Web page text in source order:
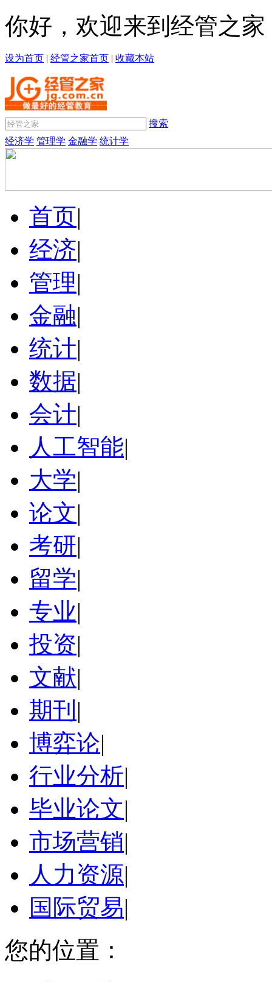
你好，欢迎来到经管之家
设为首页 | 经管之家首页 | 收藏本站
搜索
经济学 管理学 金融学 统计学
首页|
经济|
管理|
金融|
统计|
数据|
会计|
人工智能|
大学|
论文|
考研|
留学|
专业|
投资|
文献|
期刊 |
博弈论|
行业分析|
毕业论文|
市场营销|
人力资源|
国际贸易|
您的位置：